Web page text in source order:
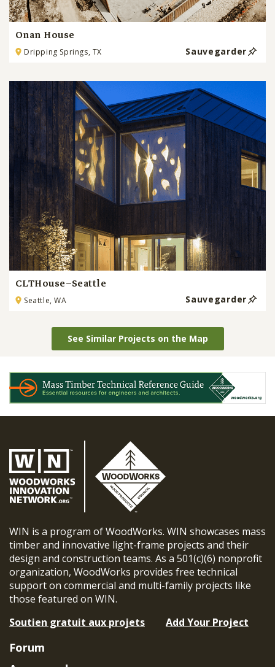
Onan House
Dripping Springs, TX Sauvegarder
CLTHouse–Seattle
Seattle, WA Sauvegarder
See Similar Projects on the Map
WIN is a program of WoodWorks. WIN showcases mass
timber and innovative light-frame projects and their
design and construction teams. As a 501(c)(6) nonprofit
organization, WoodWorks provides free technical
support on commercial and multi-family projects like
those featured on WIN.
Soutien gratuit aux projets
Add Your Project
Forum